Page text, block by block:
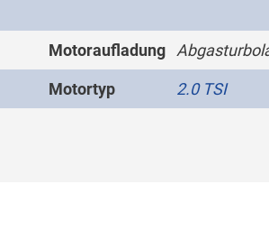
Motoraufladung
Motortyp 2.0 TSI